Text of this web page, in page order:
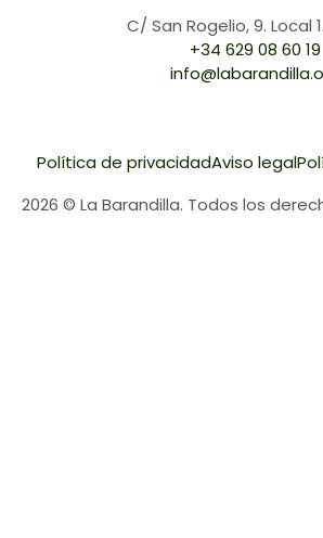
C/ San Rogelio, 9. Local
+34 629 08 60 19
2026 © La Barandilla. Todos los
Política de privacidadAviso legal